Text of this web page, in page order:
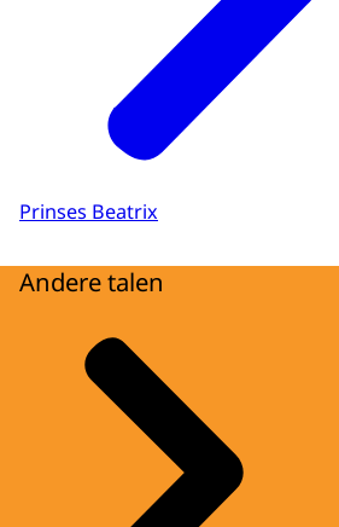
Prinses Beatrix
Andere talen